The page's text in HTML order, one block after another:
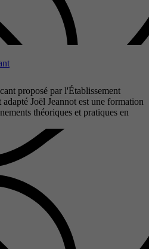
proposé par l'Établissement
Joël Jeannot est une formation
théoriques et pratiques en